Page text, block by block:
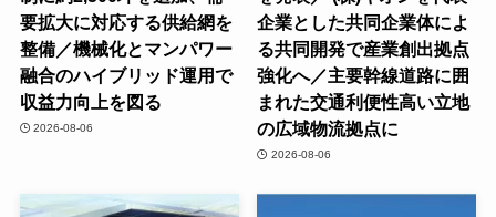
要拡大に対応する供給網を
整備／機械化とマンパワー
融合のハイブリッド運用で
収益力向上を図る
2026-08-06
企業とした共同企業体によ
る共同開発で産業創出拠点
強化へ／主要幹線道路に囲
まれた交通利便性高い立地
の広域物流拠点に
2026-08-06